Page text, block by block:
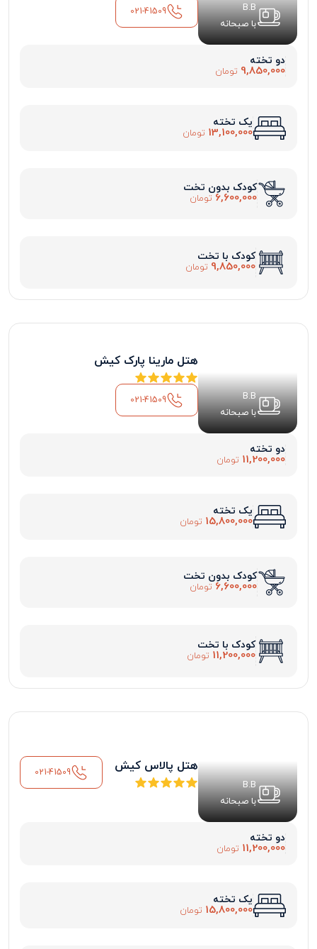
B.B
با صبحانه
021-41509
دو تخته
9,850,000 تومان
یک تخته
13,100,000 تومان
کودک بدون تخت
6,600,000 تومان
کودک با تخت
9,850,000 تومان
B.B
با صبحانه
هتل مارینا پارک کیش
021-41509
دو تخته
11,200,000 تومان
یک تخته
15,800,000 تومان
کودک بدون تخت
6,600,000 تومان
کودک با تخت
11,200,000 تومان
B.B
با صبحانه
هتل پالاس کیش 021-41509
دو تخته
11,200,000 تومان
یک تخته
15,800,000 تومان